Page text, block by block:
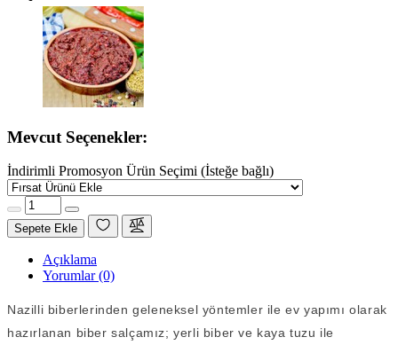
Mevcut Seçenekler:
İndirimli Promosyon Ürün Seçimi (İsteğe bağlı)
Sepete Ekle
Açıklama
Yorumlar (0)
Nazilli biberlerinden geleneksel yöntemler ile ev yapımı olarak
hazırlanan biber salçamız; yerli biber ve kaya tuzu ile